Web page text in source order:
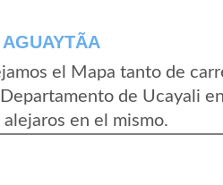
el Mapa tanto de
de Ucayali
en el mismo.